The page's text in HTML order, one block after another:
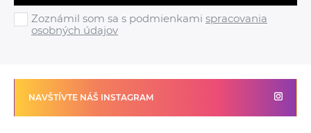
Zoznámil som sa s podmienkami spracovania
osobných údajov
NAVŠTÍVTE NÁŠ INSTAGRAM